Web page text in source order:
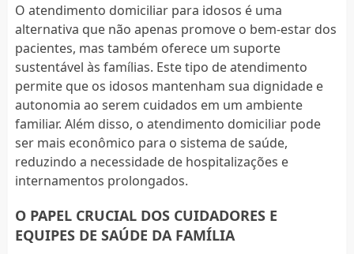
O atendimento domiciliar para idosos é uma
alternativa que não apenas promove o bem-estar dos
pacientes, mas também oferece um suporte
sustentável às famílias. Este tipo de atendimento
permite que os idosos mantenham sua dignidade e
autonomia ao serem cuidados em um ambiente
familiar. Além disso, o atendimento domiciliar pode
ser mais econômico para o sistema de saúde,
reduzindo a necessidade de hospitalizações e
internamentos prolongados.
O PAPEL CRUCIAL DOS CUIDADORES E
EQUIPES DE SAÚDE DA FAMÍLIA